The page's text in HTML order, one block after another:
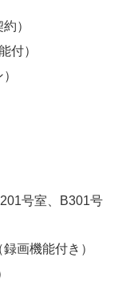
）
付）
号室、B301号
画機能付き）